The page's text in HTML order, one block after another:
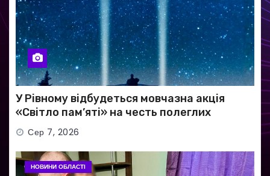
У Рівному відбудеться мовчазна акція
«Світло пам’яті» на честь полеглих
Захисників
Сер 7, 2026
НОВИНИ ОБЛАСТІ